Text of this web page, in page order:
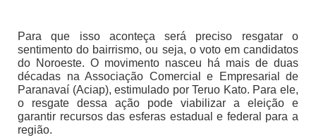
Para que isso aconteça será preciso resgatar o
sentimento do bairrismo, ou seja, o voto em candidatos
do Noroeste. O movimento nasceu há mais de duas
décadas na Associação Comercial e Empresarial de
Paranavaí (Aciap), estimulado por Teruo Kato. Para ele,
o resgate dessa ação pode viabilizar a eleição e
garantir recursos das esferas estadual e federal para a
região.